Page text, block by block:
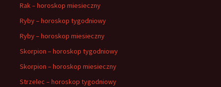
Rak – horoskop miesieczny
Ryby – horoskop tygodniowy
Ryby – horoskop miesieczny
Skorpion – horoskop tygodniowy
Skorpion – horoskop miesieczny
Strzelec – horoskop tygodniowy